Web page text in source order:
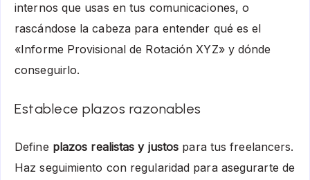
internos que usas en tus comunicaciones, o
rascándose la cabeza para entender qué es el
«Informe Provisional de Rotación XYZ» y dónde
conseguirlo.
Establece plazos razonables
Define plazos realistas y justos para tus freelancers.
Haz seguimiento con regularidad para asegurarte de